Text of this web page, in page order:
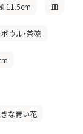
11.5cm 皿
ボウル・茶碗
な青い花